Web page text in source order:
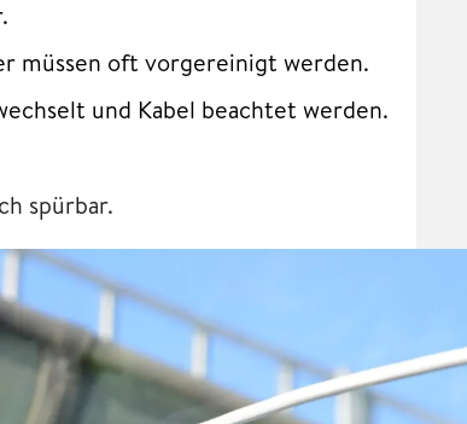
müssen oft vorgereinigt werden.
und Kabel beachtet werden.
spürbar.